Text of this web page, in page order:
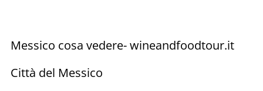
Messico cosa vedere- wineandfoodtour.it
Città del Messico